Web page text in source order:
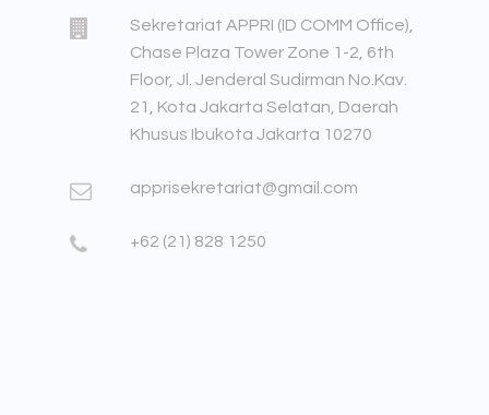
Sekretariat APPRI (ID COMM Office),
Chase Plaza Tower Zone 1-2, 6th
Floor, Jl. Jenderal Sudirman No.Kav.
21, Kota Jakarta Selatan, Daerah
Khusus Ibukota Jakarta 10270
apprisekretariat@gmail.com
+62 (21) 828 1250